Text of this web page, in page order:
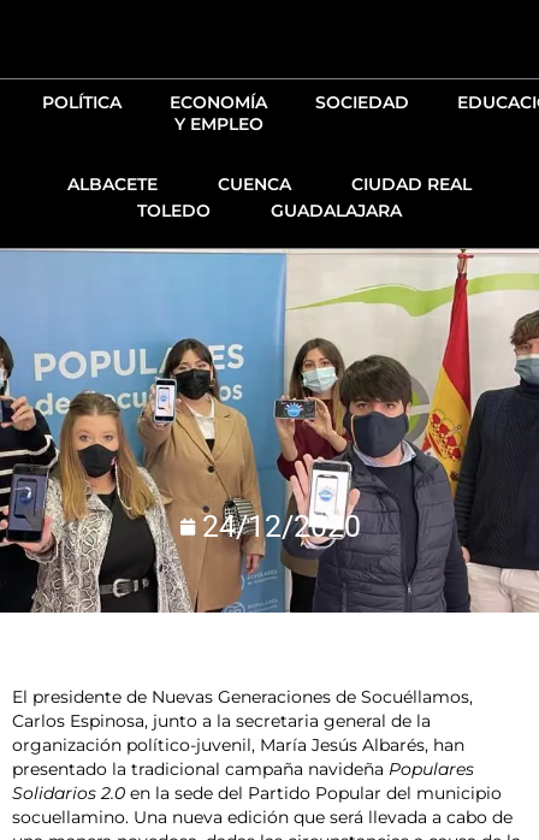
POLÍTICA
ECONOMÍA
Y EMPLEO
SOCIEDAD
ALBACETE CUENCA
CIUDAD REAL
TOLEDO
GUADALAJARA
24/12/2020
El presidente de Nuevas Generaciones de Socuéllamos,
Carlos Espinosa, junto a la secretaria general de la
organización político-juvenil, María Jesús Albarés, han
presentado la tradicional campaña navideña Populares
Solidarios 2.0 en la sede del Partido Popular del municipio
socuellamino. Una nueva edición que será llevada a cabo de